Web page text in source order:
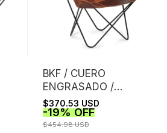
BKF / CUERO
ENGRASADO /
CASTAÑO
$370.53 USD
-19%OFF
$454.98 USD